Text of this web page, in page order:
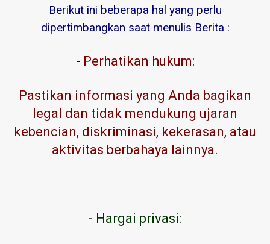
Berikut ini beberapa hal yang perlu
dipertimbangkan saat menulis Berita :
- Perhatikan hukum:
Pastikan informasi yang Anda bagikan
legal dan tidak mendukung ujaran
kebencian, diskriminasi, kekerasan, atau
aktivitas berbahaya lainnya.
- Hargai privasi: